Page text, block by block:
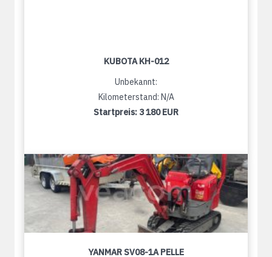
KUBOTA KH-012
Unbekannt:
Kilometerstand: N/A
Startpreis: 3 180 EUR
YANMAR SV08-1A PELLE